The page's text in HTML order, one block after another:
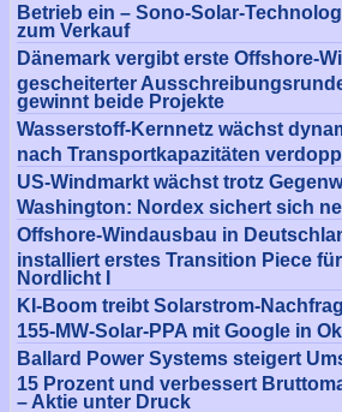
Betrieb ein – Sono-Solar-
zum Verkauf
Dänemark vergibt erste Offshore-
gescheiterter Ausschreibungsrunde
gewinnt beide Projekte
Wasserstoff-Kernnetz wächst
nach Transportkapazitäten
US-Windmarkt wächst trotz
Washington: Nordex sichert sich
Offshore-Windausbau in
installiert erstes Transition Piece
Nordlicht I
KI-Boom treibt Solarstrom-
155-MW-Solar-PPA mit Google in
Ballard Power Systems steigert
15 Prozent und verbessert
– Aktie unter Druck